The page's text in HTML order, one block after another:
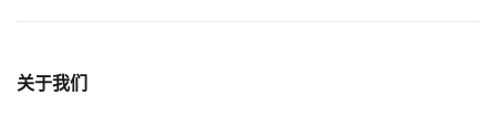
关于我们